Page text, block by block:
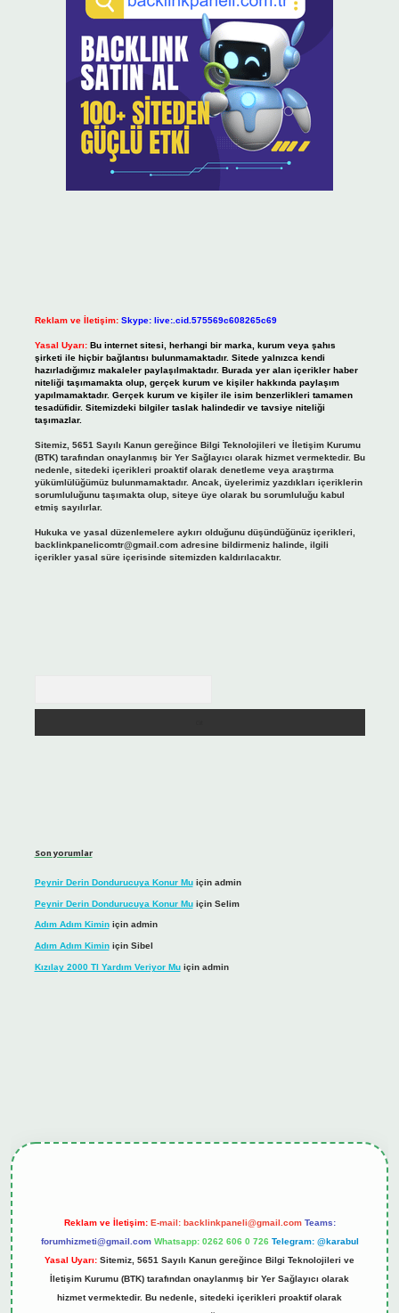
Reklam ve İletişim: Skype: live:.cid.575569c608265c69
Yasal Uyarı: Bu internet sitesi, herhangi bir marka, kurum veya şahıs
şirketi ile hiçbir bağlantısı bulunmamaktadır. Sitede yalnızca kendi
hazırladığımız makaleler paylaşılmaktadır. Burada yer alan içerikler haber
niteliği taşımamakta olup, gerçek kurum ve kişiler hakkında paylaşım
yapılmamaktadır. Gerçek kurum ve kişiler ile isim benzerlikleri tamamen
tesadüfidir. Sitemizdeki bilgiler taslak halindedir ve tavsiye niteliği
taşımazlar.
Sitemiz, 5651 Sayılı Kanun gereğince Bilgi Teknolojileri ve İletişim Kurumu
(BTK) tarafından onaylanmış bir Yer Sağlayıcı olarak hizmet vermektedir. Bu
nedenle, sitedeki içerikleri proaktif olarak denetleme veya araştırma
yükümlülüğümüz bulunmamaktadır. Ancak, üyelerimiz yazdıkları içeriklerin
sorumluluğunu taşımakta olup, siteye üye olarak bu sorumluluğu kabul
etmiş sayılırlar.
Hukuka ve yasal düzenlemelere aykırı olduğunu düşündüğünüz içerikleri,
backlinkpanelicomtr@gmail.comadresine bildirmeniz halinde, ilgili
içerikler yasal süre içerisinde sitemizden kaldırılacaktır.
Son yorumlar
Peynir Derin Dondurucuya Konur Muiçin admin
Peynir Derin Dondurucuya Konur Muiçin Selim
Adım Adım Kiminiçin admin
Adım Adım Kiminiçin Sibel
Kızılay 2000 Tl Yardım Veriyor Muiçin admin
Reklam ve İletişim: E-mail: backlinkpaneli@gmail.com Teams:
forumhizmeti@gmail.com Whatsapp: 0262 606 0 726 Telegram: @karabul
Yasal Uyarı: Sitemiz, 5651 Sayılı Kanun gereğince Bilgi Teknolojileri ve
İletişim Kurumu (BTK) tarafından onaylanmış bir Yer Sağlayıcı olarak
hizmet vermektedir. Bu nedenle, sitedeki içerikleri proaktif olarak